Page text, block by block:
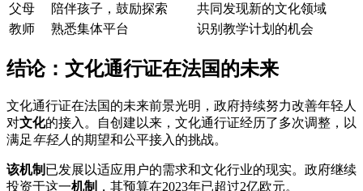
父母
陪伴孩子，鼓励探索
共同发现新的文化领域
教师
熟悉集体平台 识别教学计划的机会
结论：文化通行证在法国的未来
文化通行证在法国的未来前景光明，政府持续努力改善年轻人
对文化的接入。自创建以来，文化通行证经历了多次调整，以
满足年轻人 的期望和公平接入的挑战。
该机制 已发展以适应用户的需求和文化行业的现实。政府继续
投资于这一机制 ，其预算在2023年已超过2亿欧元。